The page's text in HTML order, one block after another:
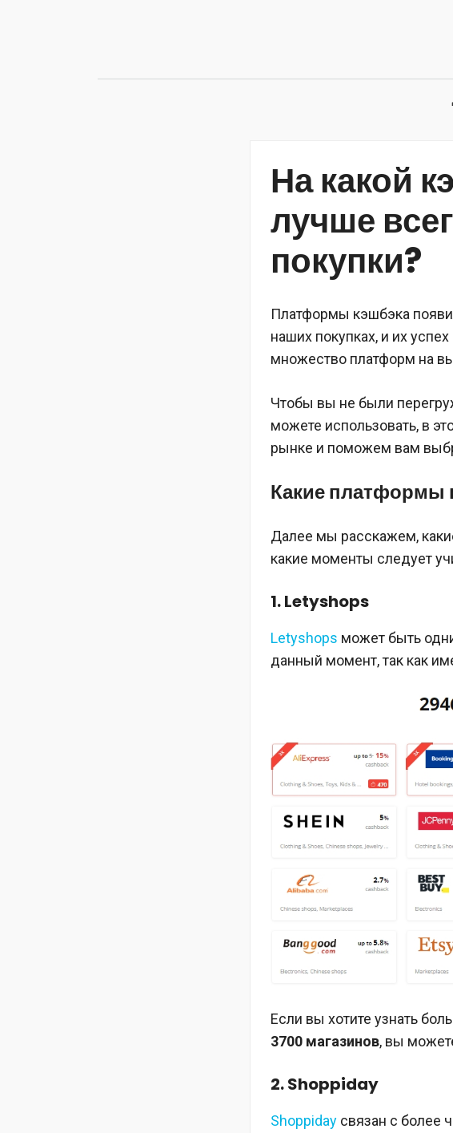
На какой
лучше
покупки?
Платформы кэшбэка
наших покупках, и их
множество платформ на
Чтобы вы не были
можете использовать, в
рынке и поможем вам
Какие платформы
Далее мы расскажем,
какие моменты следует
1. Letyshops
Letyshops может быть
данный момент, так как
Если вы хотите узнать
3700 магазинов, вы
2. Shoppiday
Shoppiday связан с более